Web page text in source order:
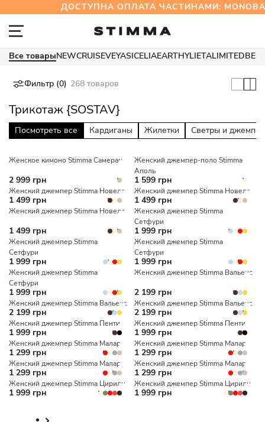
ДОСТУПНА ОПЛАТА ЧАСТИНАМИ:
Все товарыNEWCRUISEVEYASICELIAEARTHYLIETALIMITED
Фильтр (0) 268 товаров
Трикотаж {SOSTAV}
Посмотреть все Кардиганы Жилетки Светры и
Женское кимоно Stimma Самеран
2 999 грн
Женский джемпер-поло Stimma
Аполь
1 599 грн
Женский джемпер Stimma Новела
1 499 грн
Женский джемпер Stimma Новела
1 499 грн
Женский джемпер Stimma Новела
1 499 грн
Женский джемпер Stimma
Сетфури
1 999 грн
Женский джемпер Stimma
Сетфури
1 999 грн
Женский джемпер Stimma
Сетфури
1 999 грн
Женский джемпер Stimma
Сетфури
1 999 грн
Женский джемпер Stimma Вальенс
2 199 грн
Женский джемпер Stimma Вальенс
2 199 грн
Женский джемпер Stimma Вальенс
2 199 грн
Женский джемпер Stimma Пенти
1 999 грн
Женский джемпер Stimma Пенти
1 999 грн
Женский джемпер Stimma Малар
1 299 грн
Женский джемпер Stimma Малар
1 299 грн
Женский джемпер Stimma Малар
1 299 грн
Женский джемпер Stimma Малар
1 299 грн
Женский джемпер Stimma Цирили
1 999 грн
Женский джемпер Stimma Цирили
1 999 грн